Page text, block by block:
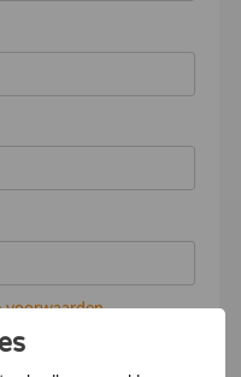
voorwaarden